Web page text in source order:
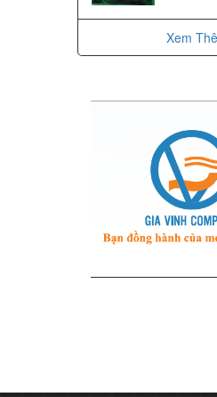
Xem